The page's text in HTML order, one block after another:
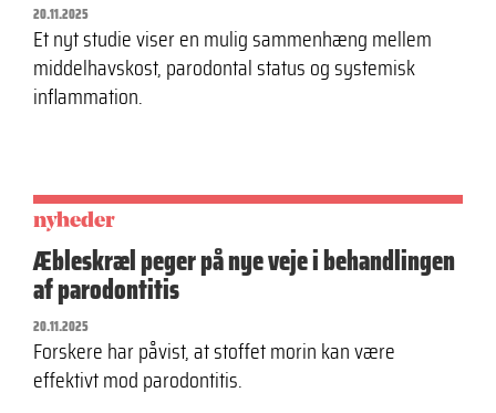
20.11.2025
Et nyt studie viser en mulig sammenhæng mellem
middelhavskost, parodontal status og systemisk
inflammation.
nyheder
Æbleskræl peger på nye veje i behandlingen
af parodontitis
20.11.2025
Forskere har påvist, at stoffet morin kan være
effektivt mod parodontitis.